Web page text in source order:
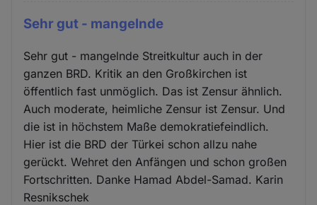
Sehr gut - mangelnde
Sehr gut - mangelnde Streitkultur auch in der
ganzen BRD. Kritik an den Großkirchen ist
öffentlich fast unmöglich. Das ist Zensur ähnlich.
Auch moderate, heimliche Zensur ist Zensur. Und
die ist in höchstem Maße demokratiefeindlich.
Hier ist die BRD der Türkei schon allzu nahe
gerückt. Wehret den Anfängen und schon großen
Fortschritten. Danke Hamad Abdel-Samad. Karin
Resnikschek